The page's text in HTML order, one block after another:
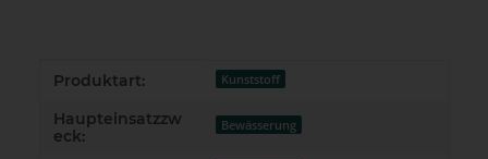
Produkteigenschaft
Wert
Produktart: Kunststoff
Haupteinsatzzw
eck:
Bewässerung